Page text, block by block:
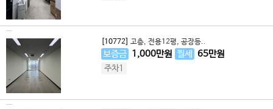
[10772] 고층, 전용12평, 공장등..
보증금 1,000만원 월세 65만원
주차1